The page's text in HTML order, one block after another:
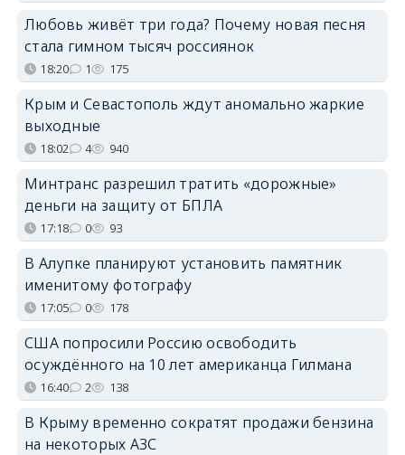
Любовь живёт три года? Почему новая песня
стала гимном тысяч россиянок
18:20 1 175
Крым и Севастополь ждут аномально жаркие
выходные
18:02 4 940
Минтранс разрешил тратить «дорожные»
деньги на защиту от БПЛА
17:18 0 93
В Алупке планируют установить памятник
именитому фотографу
17:05 0 178
США попросили Россию освободить
осуждённого на 10 лет американца Гилмана
16:40 2 138
В Крыму временно сократят продажи бензина
на некоторых АЗС